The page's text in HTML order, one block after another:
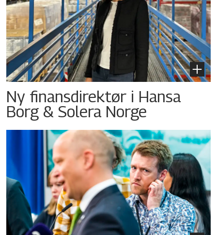
Ny finansdirektør i Hansa
Borg & Solera Norge